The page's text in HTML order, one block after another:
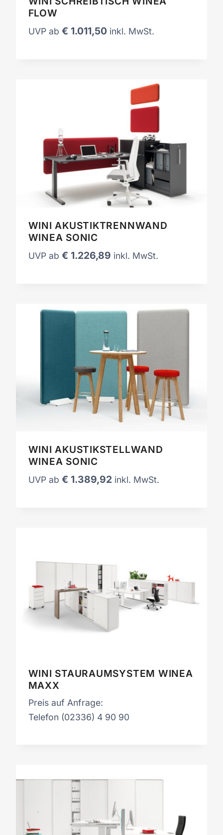
FLOW
UVP ab € 1.011,50 inkl. MwSt.
WINI AKUSTIKTRENNWAND
WINEA SONIC
UVP ab € 1.226,89 inkl. MwSt.
WINI AKUSTIKSTELLWAND
WINEA SONIC
UVP ab € 1.389,92 inkl. MwSt.
WINI STAURAUMSYSTEM WINEA
MAXX
Preis auf Anfrage:
Telefon (02336) 4 90 90